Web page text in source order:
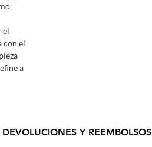
el
con el
a
DEVOLUCIONES Y REEMBOLSOS